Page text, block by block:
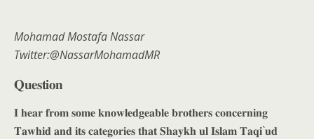
Mohamad Mostafa Nassar
Twitter:@NassarMohamadMR
𝐐𝐮𝐞𝐬𝐭𝐢𝐨𝐧
𝐈 𝐡𝐞𝐚𝐫 𝐟𝐫𝐨𝐦 𝐬𝐨𝐦𝐞 𝐤𝐧𝐨𝐰𝐥𝐞𝐝𝐠𝐞𝐚𝐛𝐥𝐞 𝐛𝐫𝐨𝐭𝐡𝐞𝐫𝐬 𝐜𝐨𝐧𝐜𝐞𝐫𝐧𝐢𝐧𝐠
𝐓𝐚𝐰𝐡𝐢𝐝 𝐚𝐧𝐝 𝐢𝐭𝐬 𝐜𝐚𝐭𝐞𝐠𝐨𝐫𝐢𝐞𝐬 𝐭𝐡𝐚𝐭 𝐒𝐡𝐚𝐲𝐤𝐡 𝐮𝐥 𝐈𝐬𝐥𝐚𝐦 𝐓𝐚𝐪𝐢`𝐮𝐝